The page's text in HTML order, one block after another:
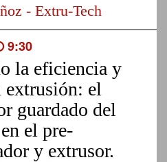
- Extru-Tech
9:30
la eficiencia y
extrusión: el
guardado del
el pre-
y extrusor.